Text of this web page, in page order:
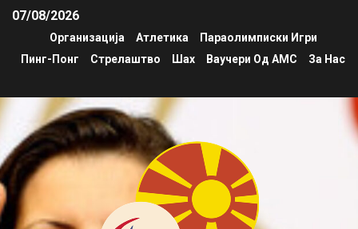
07/08/2026
Организација Атлетика
Параолимписки Игри
Пинг-Понг
Стрелаштво Шах Ваучери Од АМС За Нас